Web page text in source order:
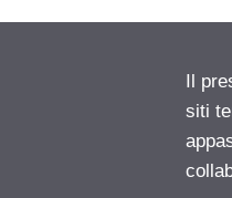
Il
siti